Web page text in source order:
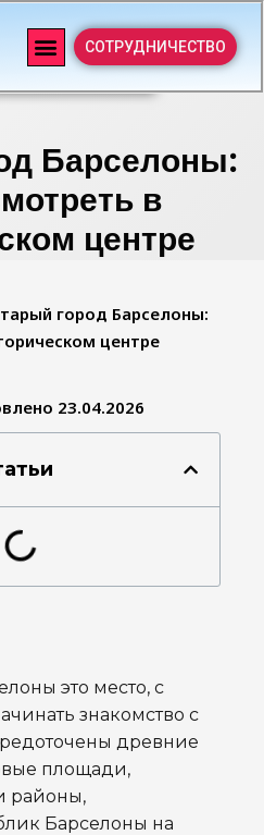
СОТРУДНИЧЕСТВО
Барселоны:
в
центре
город Барселоны:
центре
23.04.2026
это место, с
знакомство с
древние
площади,
районы,
Барселоны на